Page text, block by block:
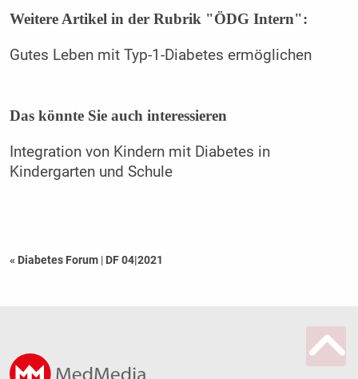
Weitere Artikel in der Rubrik "ÖDG Intern":
Gutes Leben mit Typ-1-Diabetes ermöglichen
Das könnte Sie auch interessieren
Integration von Kindern mit Diabetes in
Kindergarten und Schule
« Diabetes Forum | DF 04|2021